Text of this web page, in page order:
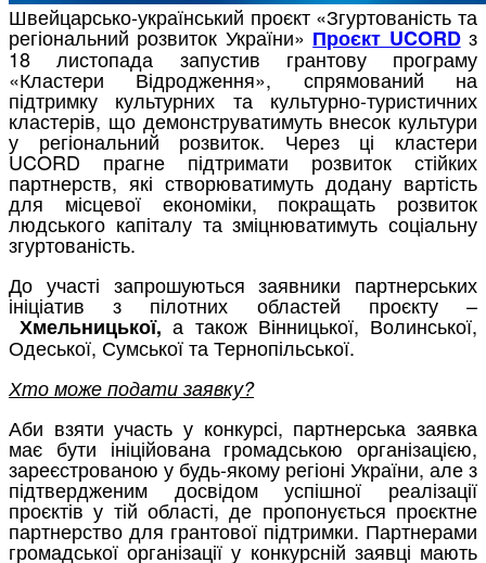
Швейцарсько-український проєкт «Згуртованість та
регіональний розвиток України» Проєкт UCORDз
18 листопада запустив грантову програму
«Кластери Відродження», спрямований на
підтримку культурних та культурно-туристичних
кластерів, що демонструватимуть внесок культури
у регіональний розвиток. Через ці кластери
UCORD прагне підтримати розвиток стійких
партнерств, які створюватимуть додану вартість
для місцевої економіки, покращать розвиток
людського капіталу та зміцнюватимуть соціальну
згуртованість.
До участі запрошуються заявники партнерських
ініціатив з пілотних областей проєкту –
Хмельницької,а також Вінницької, Волинської,
Одеської, Сумської та Тернопільської.
Хто може подати заявку?
Аби взяти участь у конкурсі, партнерська заявка
має бути ініційована громадською організацією,
зареєстрованою у будь-якому регіоні України, але з
підтвердженим досвідом успішної реалізації
проєктів у тій області, де пропонується проєктне
партнерство для грантової підтримки. Партнерами
громадської організації у конкурсній заявці мають